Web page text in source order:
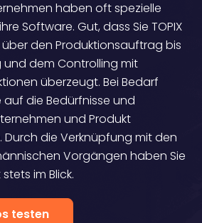
haben oft spezielle
Software. Gut, dass Sie TOPIX
den Produktionsauftrag bis
und dem Controlling mit
überzeugt. Bei Bedarf
die Bedürfnisse und
und Produkt
die Verknüpfung mit den
Vorgängen haben Sie
im Blick.
testen